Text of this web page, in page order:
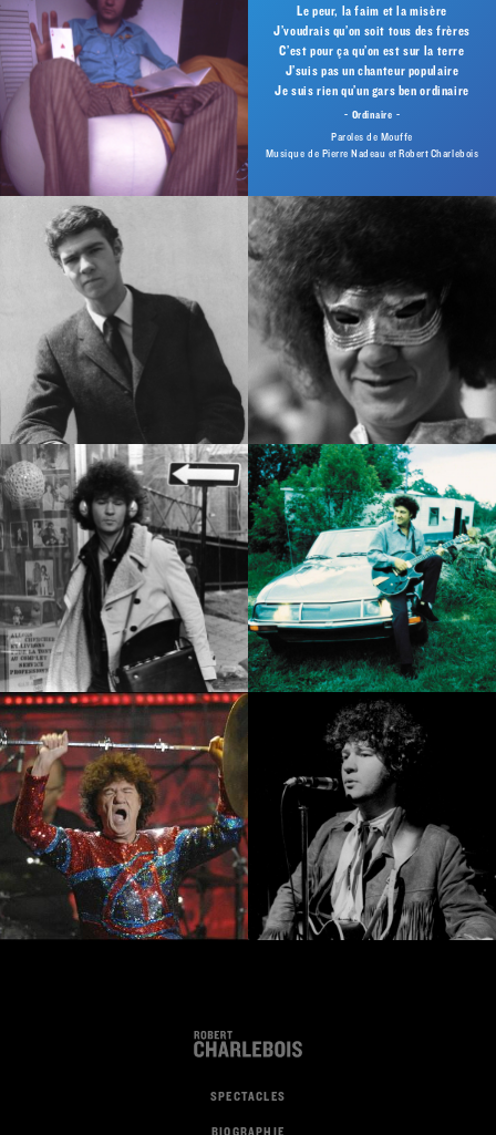
Le peur, la faim et la misère
J’voudrais qu’on soit tous des frères
C’est pour ça qu’on est sur la terre
J’suis pas un chanteur populaire
Je suis rien qu’un gars ben ordinaire
Ordinaire
Paroles de Mouffe
Musique de Pierre Nadeau et Robert Charlebois
SPECTACLES
BIOGRAPHIE